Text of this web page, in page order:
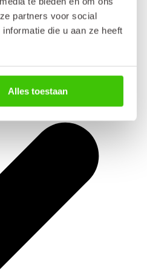
partners voor social
die u aan ze heeft
Alles toestaan